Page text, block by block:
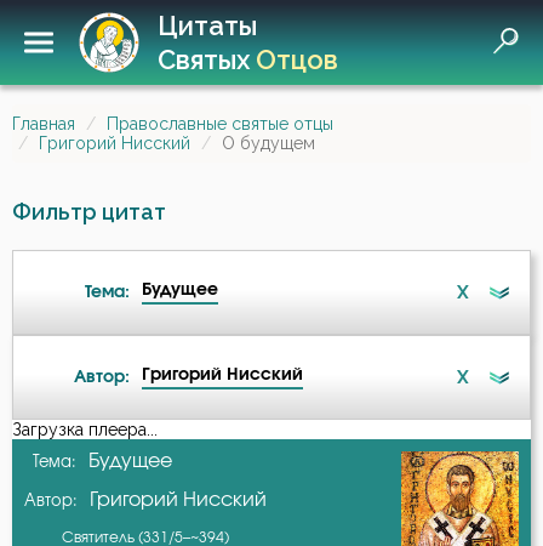
Цитаты
СвятыхОтцов
Главная
Православные святые отцы
Григорий Нисский
О будущем
Фильтр цитат
Тема: Будущее X
Ангел
Бедность
Автор: Григорий Нисский X
А-я
Авва Исайя (Скитский)
Загрузка плеера...
Тема: Будущее
Автор: Григорий Нисский
Святитель (331/5–~394)